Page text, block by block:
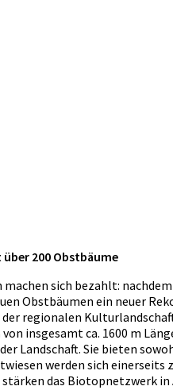
200 Obstbäume
sich bezahlt:
Obstbäumen ein neuer
regionalen
insgesamt ca. 1600 m
Landschaft. Sie bieten
werden sich
das Biotopnetzwerk in